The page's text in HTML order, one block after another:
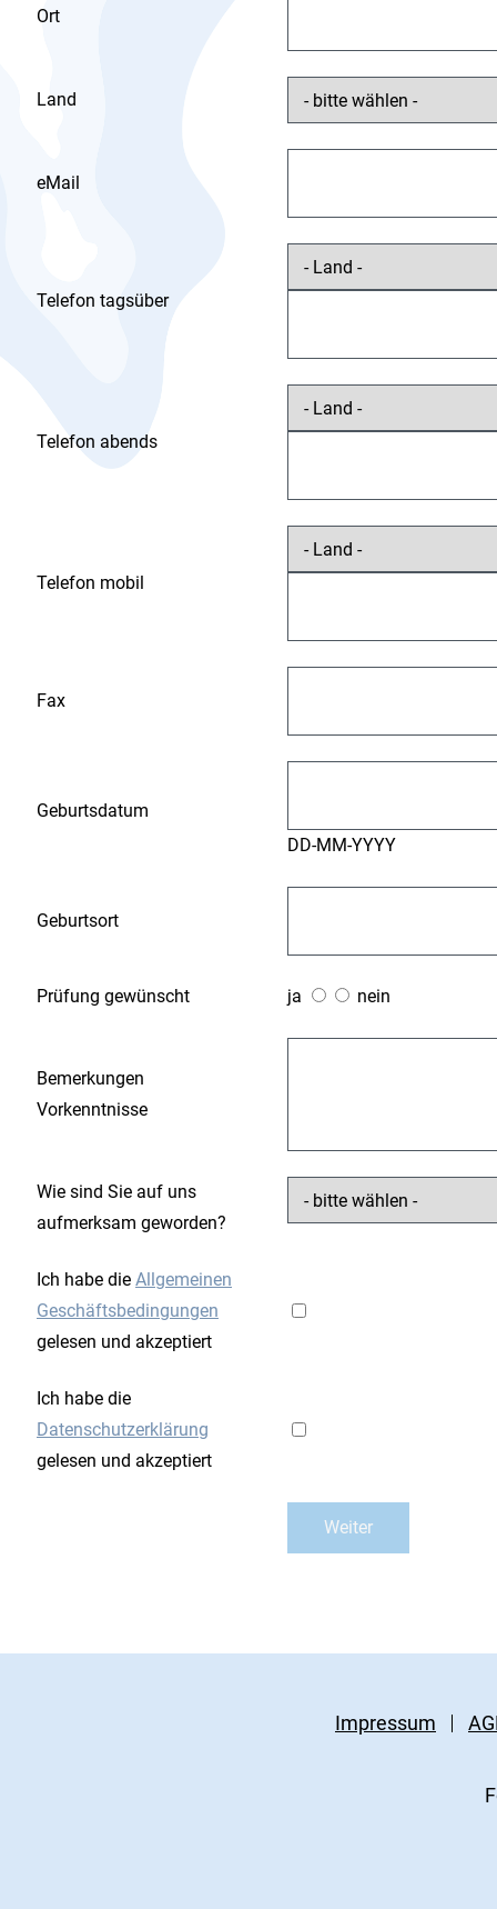
Ort
Land
eMail
Telefon tagsüber
Telefon abends
Telefon mobil
Fax
Geburtsdatum
DD-MM-YYYY
Geburtsort
Prüfung gewünscht ja nein
Bemerkungen
Vorkenntnisse
Wie sind Sie auf uns
aufmerksam geworden?
Ich habe die Allgemeinen
Geschäftsbedingungen
gelesen und akzeptiert
Ich habe die
Datenschutzerklärung
gelesen und akzeptiert
Impressum